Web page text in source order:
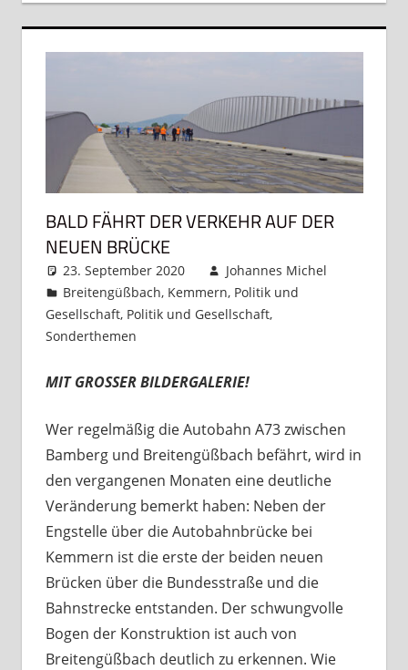
BALD FÄHRT DER VERKEHR AUF DER
NEUEN BRÜCKE
23. September 2020
Johannes Michel
Breitengüßbach, Kemmern, Politik und
Gesellschaft, Politik und Gesellschaft,
Sonderthemen
MIT GROSSER BILDERGALERIE!
Wer regelmäßig die Autobahn A73 zwischen
Bamberg und Breitengüßbach befährt, wird in
den vergangenen Monaten eine deutliche
Veränderung bemerkt haben: Neben der
Engstelle über die Autobahnbrücke bei
Kemmern ist die erste der beiden neuen
Brücken über die Bundesstraße und die
Bahnstrecke entstanden. Der schwungvolle
Bogen der Konstruktion ist auch von
Breitengüßbach deutlich zu erkennen. Wie